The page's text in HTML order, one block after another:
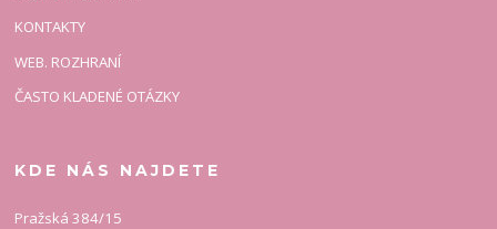
KONTAKTY
WEB. ROZHRANÍ
ČASTO KLADENÉ OTÁZKY
KDE NÁS NAJDETE
Pražská 384/15